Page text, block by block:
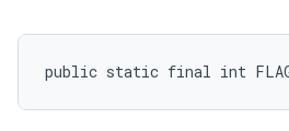
public static final int